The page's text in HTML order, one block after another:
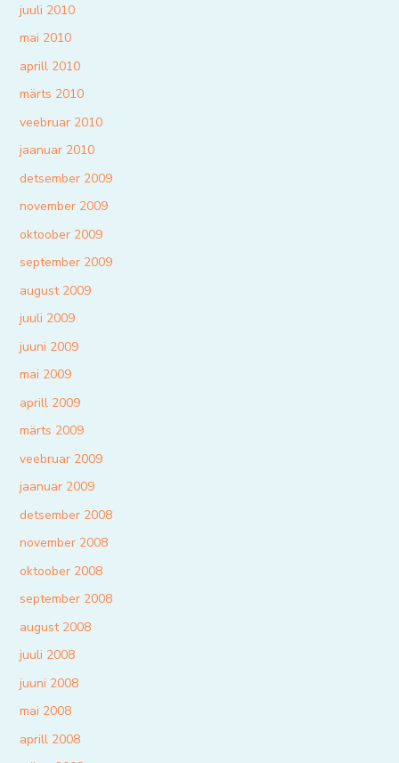
juuli 2010
mai 2010
aprill 2010
märts 2010
veebruar 2010
jaanuar 2010
detsember 2009
november 2009
oktoober 2009
september 2009
august 2009
juuli 2009
juuni 2009
mai 2009
aprill 2009
märts 2009
veebruar 2009
jaanuar 2009
detsember 2008
november 2008
oktoober 2008
september 2008
august 2008
juuli 2008
juuni 2008
mai 2008
aprill 2008